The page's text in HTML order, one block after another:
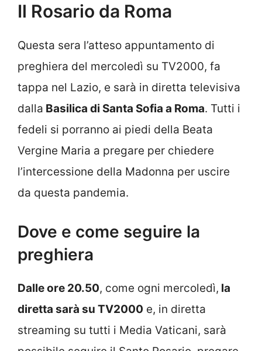
Il Rosario da Roma
Questa sera l’atteso appuntamento di
preghiera del mercoledì su TV2000, fa
tappa nel Lazio, e sarà in diretta televisiva
dalla Basilica di Santa Sofia a Roma. Tutti i
fedeli si porranno ai piedi della Beata
Vergine Maria a pregare per chiedere
l’intercessione della Madonna per uscire
da questa pandemia.
Dove e come seguire la
preghiera
Dalle ore 20.50, come ogni mercoledì, la
diretta sarà su TV2000 e, in diretta
streaming su tutti i Media Vaticani, sarà